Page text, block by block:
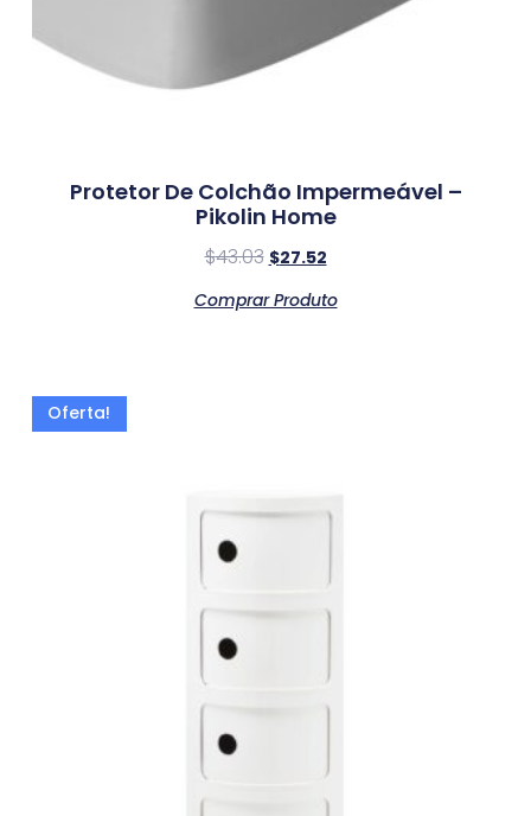
Protetor De Colchão Impermeável –
Pikolin Home
$43.03 $27.52
Comprar Produto
Oferta!